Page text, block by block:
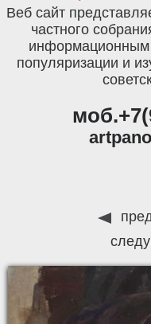
Веб сайт
частного
информационным
популяризации и